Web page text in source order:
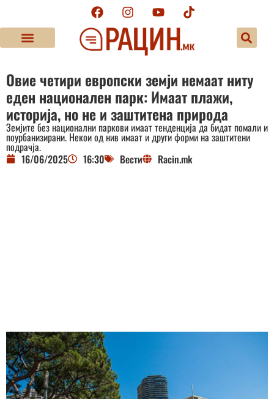
Овие четири европски земји немаат ниту
еден национален парк: Имаат плажи,
историја, но не и заштитена природа
Земјите без национални паркови имаат тенденција да бидат помали и
поурбанизирани. Некои од нив имаат и други форми на заштитени
подрачја.
16/06/2025
16:30 Вести Racin.mk